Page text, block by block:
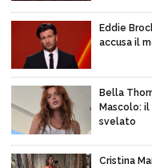
Eddie
accusa il
Bella
Mascolo:
svelato
Cristina